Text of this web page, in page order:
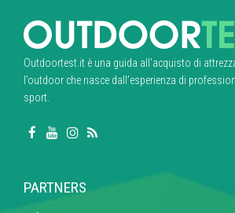
Outdoortest.it è una guida all’acquisto di
l’outdoor che nasce dall’esperienza di
sport.
PARTNERS